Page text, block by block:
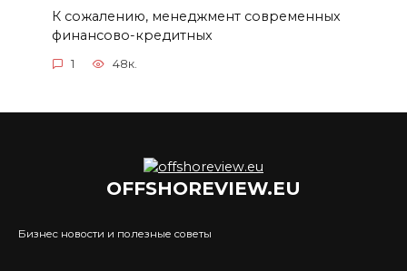
К сожалению, менеджмент современных
финансово-кредитных
1 48к.
OFFSHOREVIEW.EU
Бизнес новости и полезные советы